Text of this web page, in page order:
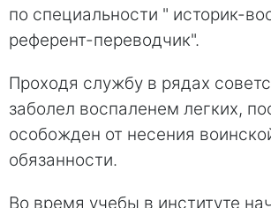
по специальности " историк-
референт-переводчик".
Проходя службу в рядах
заболел воспаленем легких,
особожден от несения
обязанности.
Во время учебы в институте